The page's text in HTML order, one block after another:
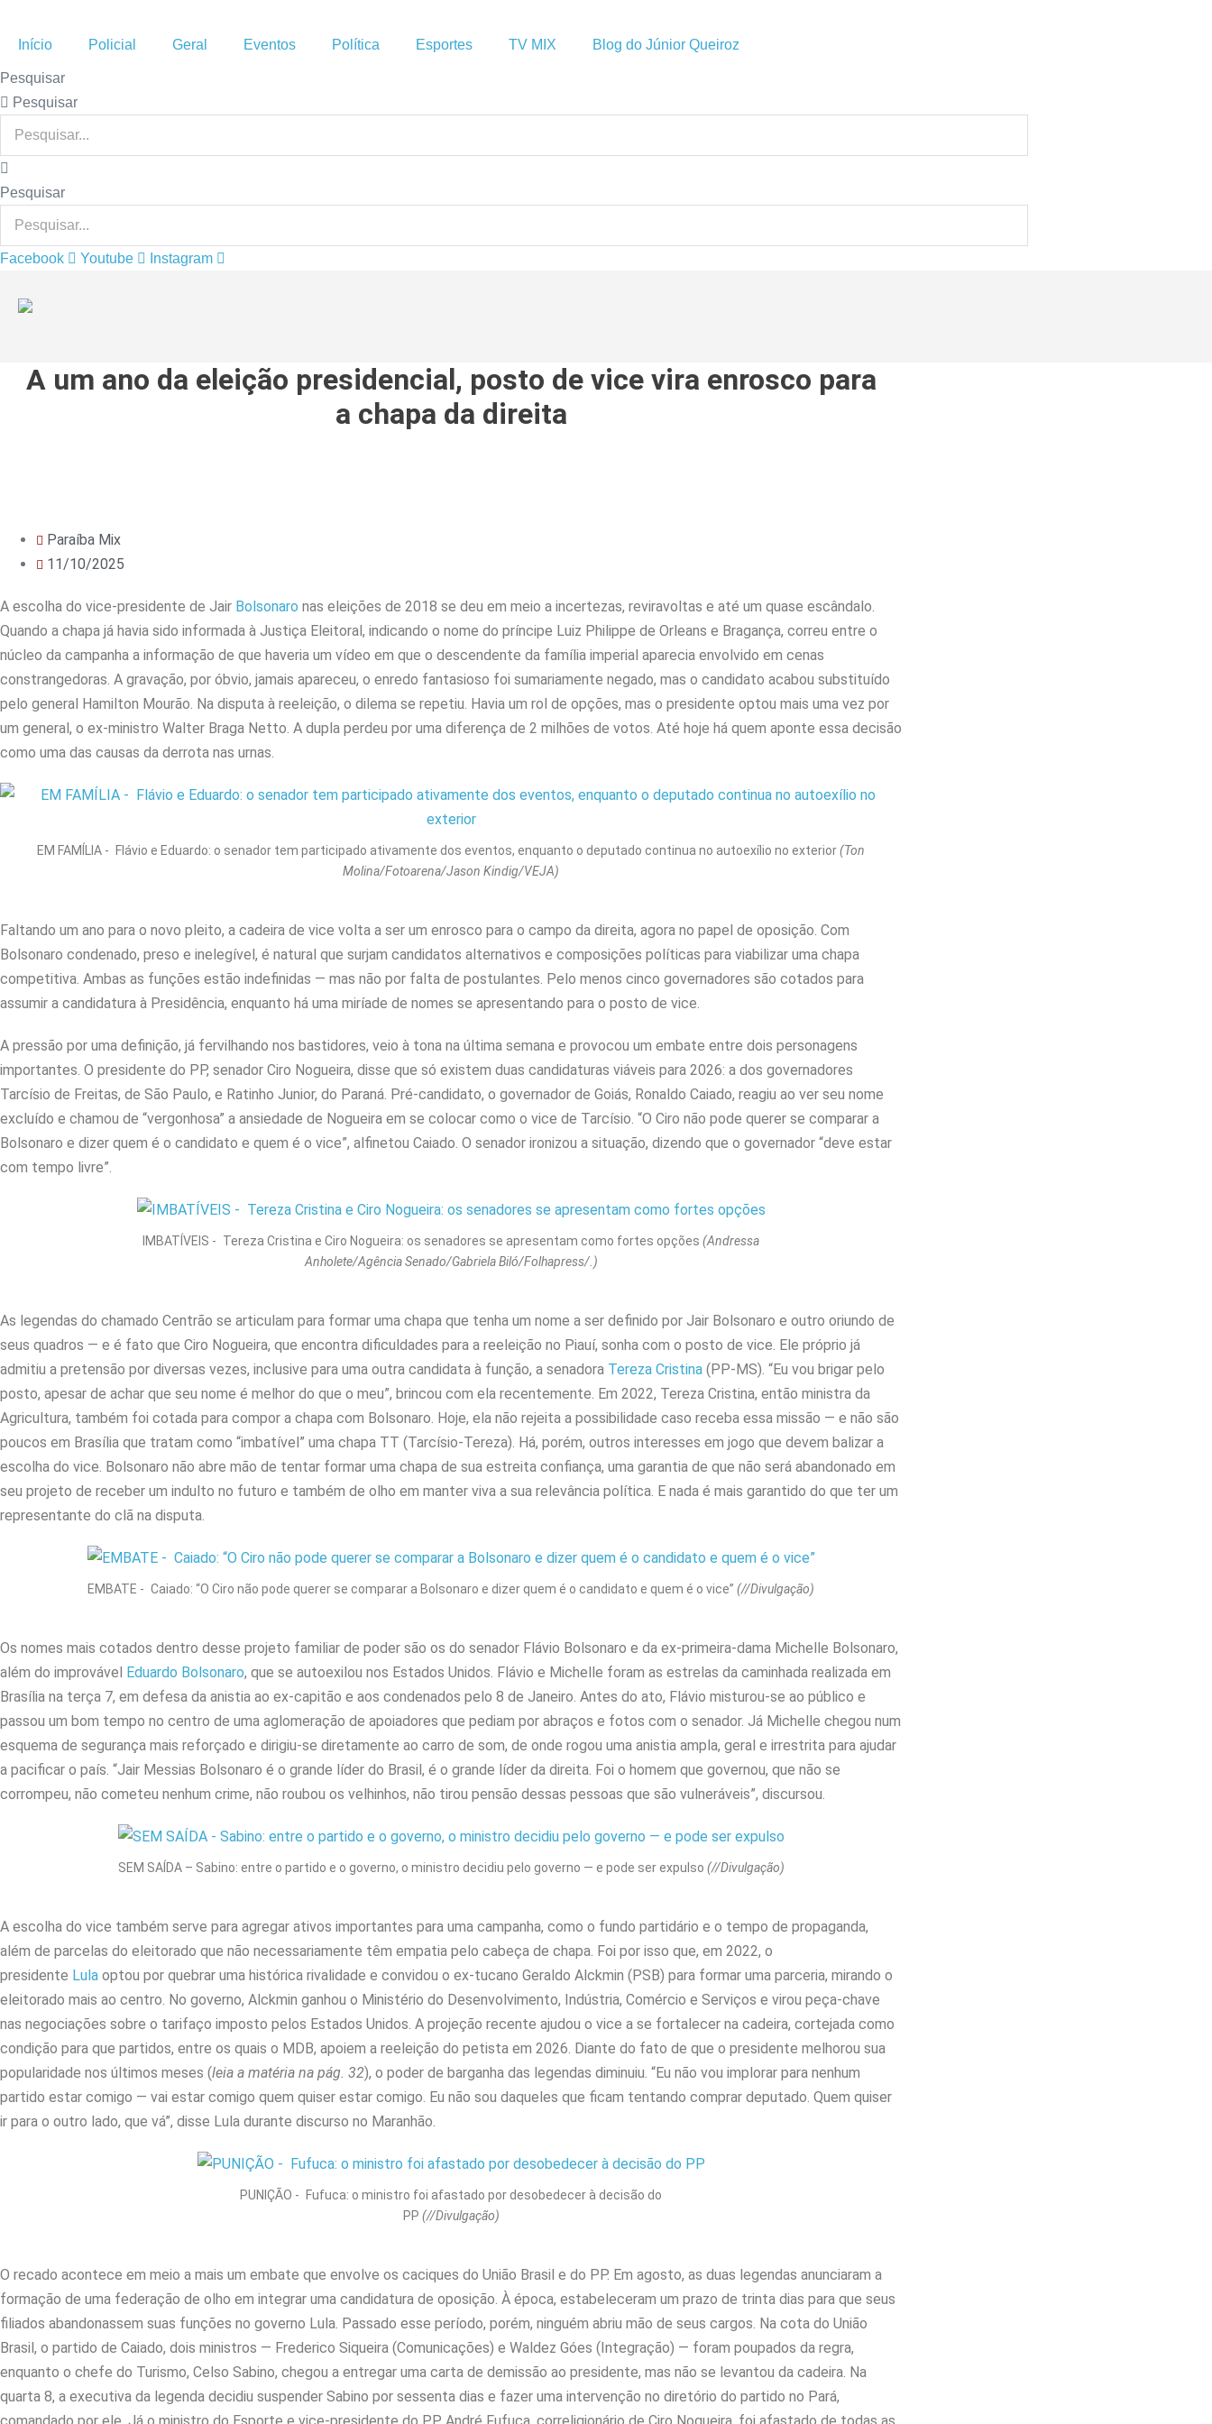
para
conteúdo
Início Policial Geral Eventos Política Esportes TV MIX Blog do Júnior Queiroz
Pesquisar
Pesquisar
Pesquisar
Facebook Youtube Instagram
A um ano da eleição presidencial, posto de vice vira enrosco para
a chapa da direita
Paraíba Mix
11/10/2025
A escolha do vice-presidente de Jair Bolsonaro nas eleições de 2018 se deu em meio a incertezas, reviravoltas e até um quase escândalo.
Quando a chapa já havia sido informada à Justiça Eleitoral, indicando o nome do príncipe Luiz Philippe de Orleans e Bragança, correu entre o
núcleo da campanha a informação de que haveria um vídeo em que o descendente da família imperial aparecia envolvido em cenas
constrangedoras. A gravação, por óbvio, jamais apareceu, o enredo fantasioso foi sumariamente negado, mas o candidato acabou substituído
pelo general Hamilton Mourão. Na disputa à reeleição, o dilema se repetiu. Havia um rol de opções, mas o presidente optou mais uma vez por
um general, o ex-ministro Walter Braga Netto. A dupla perdeu por uma diferença de 2 milhões de votos. Até hoje há quem aponte essa decisão
como uma das causas da derrota nas urnas.
EM FAMÍLIA - Flávio e Eduardo: o senador tem participado ativamente dos eventos, enquanto o deputado continua no autoexílio no exterior(Ton
Molina/Fotoarena/Jason Kindig/VEJA)
Faltando um ano para o novo pleito, a cadeira de vice volta a ser um enrosco para o campo da direita, agora no papel de oposição. Com
Bolsonaro condenado, preso e inelegível, é natural que surjam candidatos alternativos e composições políticas para viabilizar uma chapa
competitiva. Ambas as funções estão indefinidas — mas não por falta de postulantes. Pelo menos cinco governadores são cotados para
assumir a candidatura à Presidência, enquanto há uma miríade de nomes se apresentando para o posto de vice.
A pressão por uma definição, já fervilhando nos bastidores, veio à tona na última semana e provocou um embate entre dois personagens
importantes. O presidente do PP, senador Ciro Nogueira, disse que só existem duas candidaturas viáveis para 2026: a dos governadores
Tarcísio de Freitas, de São Paulo, e Ratinho Junior, do Paraná. Pré-candidato, o governador de Goiás, Ronaldo Caiado, reagiu ao ver seu nome
excluído e chamou de “vergonhosa” a ansiedade de Nogueira em se colocar como o vice de Tarcísio. “O Ciro não pode querer se comparar a
Bolsonaro e dizer quem é o candidato e quem é o vice”, alfinetou Caiado. O senador ironizou a situação, dizendo que o governador “deve estar
com tempo livre”.
IMBATÍVEIS - Tereza Cristina e Ciro Nogueira: os senadores se apresentam como fortes opções (Andressa
Anholete/Agência Senado/Gabriela Biló/Folhapress/.)
As legendas do chamado Centrão se articulam para formar uma chapa que tenha um nome a ser definido por Jair Bolsonaro e outro oriundo de
seus quadros — e é fato que Ciro Nogueira, que encontra dificuldades para a reeleição no Piauí, sonha com o posto de vice. Ele próprio já
admitiu a pretensão por diversas vezes, inclusive para uma outra candidata à função, a senadora Tereza Cristina (PP-MS). “Eu vou brigar pelo
posto, apesar de achar que seu nome é melhor do que o meu”, brincou com ela recentemente. Em 2022, Tereza Cristina, então ministra da
Agricultura, também foi cotada para compor a chapa com Bolsonaro. Hoje, ela não rejeita a possibilidade caso receba essa missão — e não são
poucos em Brasília que tratam como “imbatível” uma chapa TT (Tarcísio-Tereza). Há, porém, outros interesses em jogo que devem balizar a
escolha do vice. Bolsonaro não abre mão de tentar formar uma chapa de sua estreita confiança, uma garantia de que não será abandonado em
seu projeto de receber um indulto no futuro e também de olho em manter viva a sua relevância política. E nada é mais garantido do que ter um
representante do clã na disputa.
EMBATE - Caiado: “O Ciro não pode querer se comparar a Bolsonaro e dizer quem é o candidato e quem é o vice” (//Divulgação)
Os nomes mais cotados dentro desse projeto familiar de poder são os do senador Flávio Bolsonaro e da ex-primeira-dama Michelle Bolsonaro,
além do improvável Eduardo Bolsonaro, que se autoexilou nos Estados Unidos. Flávio e Michelle foram as estrelas da caminhada realizada em
Brasília na terça 7, em defesa da anistia ao ex-capitão e aos condenados pelo 8 de Janeiro. Antes do ato, Flávio misturou-se ao público e
passou um bom tempo no centro de uma aglomeração de apoiadores que pediam por abraços e fotos com o senador. Já Michelle chegou num
esquema de segurança mais reforçado e dirigiu-se diretamente ao carro de som, de onde rogou uma anistia ampla, geral e irrestrita para ajudar
a pacificar o país. “Jair Messias Bolsonaro é o grande líder do Brasil, é o grande líder da direita. Foi o homem que governou, que não se
corrompeu, não cometeu nenhum crime, não roubou os velhinhos, não tirou pensão dessas pessoas que são vulneráveis”, discursou.
SEM SAÍDA – Sabino: entre o partido e o governo, o ministro decidiu pelo governo — e pode ser expulso (//Divulgação)
A escolha do vice também serve para agregar ativos importantes para uma campanha, como o fundo partidário e o tempo de propaganda,
além de parcelas do eleitorado que não necessariamente têm empatia pelo cabeça de chapa. Foi por isso que, em 2022, o
presidente Lula optou por quebrar uma histórica rivalidade e convidou o ex-tucano Geraldo Alckmin (PSB) para formar uma parceria, mirando o
eleitorado mais ao centro. No governo, Alckmin ganhou o Ministério do Desenvolvimento, Indústria, Comércio e Serviços e virou peça-chave
nas negociações sobre o tarifaço imposto pelos Estados Unidos. A projeção recente ajudou o vice a se fortalecer na cadeira, cortejada como
condição para que partidos, entre os quais o MDB, apoiem a reeleição do petista em 2026. Diante do fato de que o presidente melhorou sua
popularidade nos últimos meses (leia a matéria na pág. 32), o poder de barganha das legendas diminuiu. “Eu não vou implorar para nenhum
partido estar comigo — vai estar comigo quem quiser estar comigo. Eu não sou daqueles que ficam tentando comprar deputado. Quem quiser
ir para o outro lado, que vá”, disse Lula durante discurso no Maranhão.
PUNIÇÃO - Fufuca: o ministro foi afastado por desobedecer à decisão do
PP (//Divulgação)
O recado acontece em meio a mais um embate que envolve os caciques do União Brasil e do PP. Em agosto, as duas legendas anunciaram a
formação de uma federação de olho em integrar uma candidatura de oposição. À época, estabeleceram um prazo de trinta dias para que seus
filiados abandonassem suas funções no governo Lula. Passado esse período, porém, ninguém abriu mão de seus cargos. Na cota do União
Brasil, o partido de Caiado, dois ministros — Frederico Siqueira (Comunicações) e Waldez Góes (Integração) — foram poupados da regra,
enquanto o chefe do Turismo, Celso Sabino, chegou a entregar uma carta de demissão ao presidente, mas não se levantou da cadeira. Na
quarta 8, a executiva da legenda decidiu suspender Sabino por sessenta dias e fazer uma intervenção no diretório do partido no Pará,